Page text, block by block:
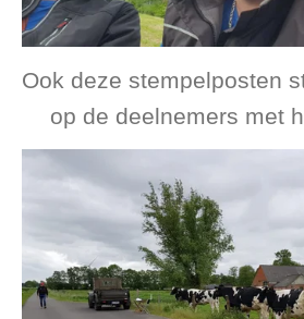
Ook deze stempelposten
op de deelnemers met